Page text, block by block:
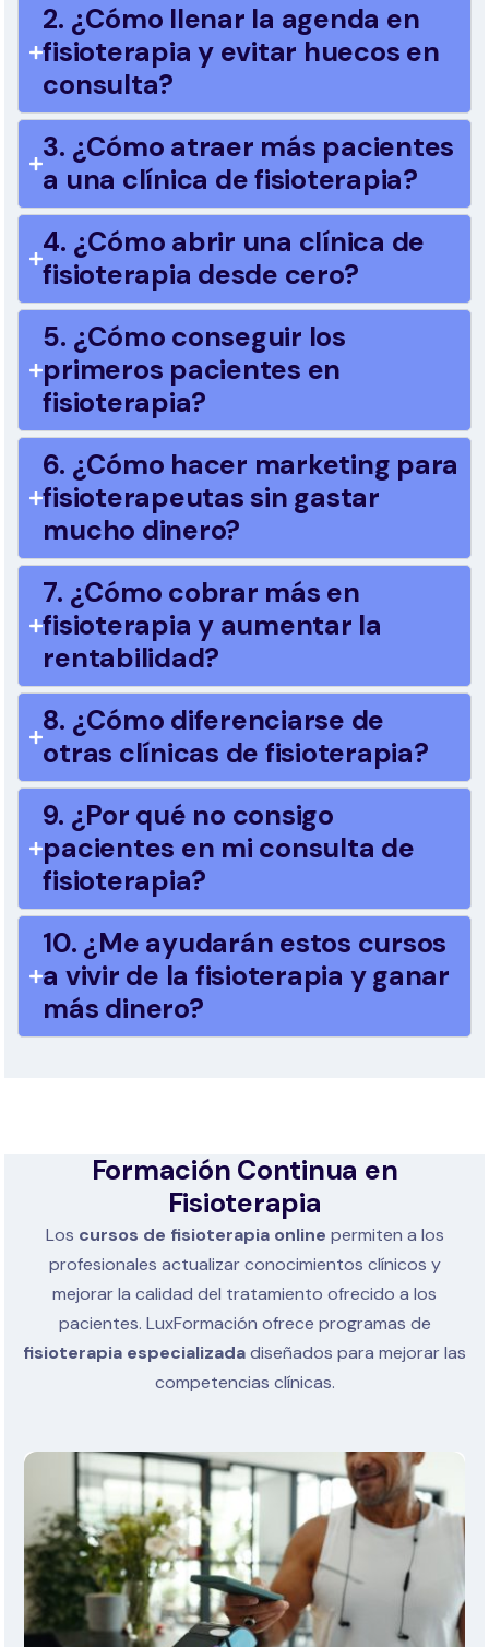
2. ¿Cómo llenar la agenda en
fisioterapia y evitar huecos en
consulta?
3. ¿Cómo atraer más pacientes
a una clínica de fisioterapia?
4. ¿Cómo abrir una clínica de
fisioterapia desde cero?
5. ¿Cómo conseguir los
primeros pacientes en
fisioterapia?
6. ¿Cómo hacer marketing para
fisioterapeutas sin gastar
mucho dinero?
7. ¿Cómo cobrar más en
fisioterapia y aumentar la
rentabilidad?
8. ¿Cómo diferenciarse de
otras clínicas de fisioterapia?
9. ¿Por qué no consigo
pacientes en mi consulta de
fisioterapia?
10. ¿Me ayudarán estos cursos
a vivir de la fisioterapia y ganar
más dinero?
Formación Continua en
Fisioterapia
Los cursos de fisioterapia online permiten a los
profesionales actualizar conocimientos clínicos y
mejorar la calidad del tratamiento ofrecido a los
pacientes. LuxFormación ofrece programas de
fisioterapia especializadadiseñados para mejorar las
competencias clínicas.